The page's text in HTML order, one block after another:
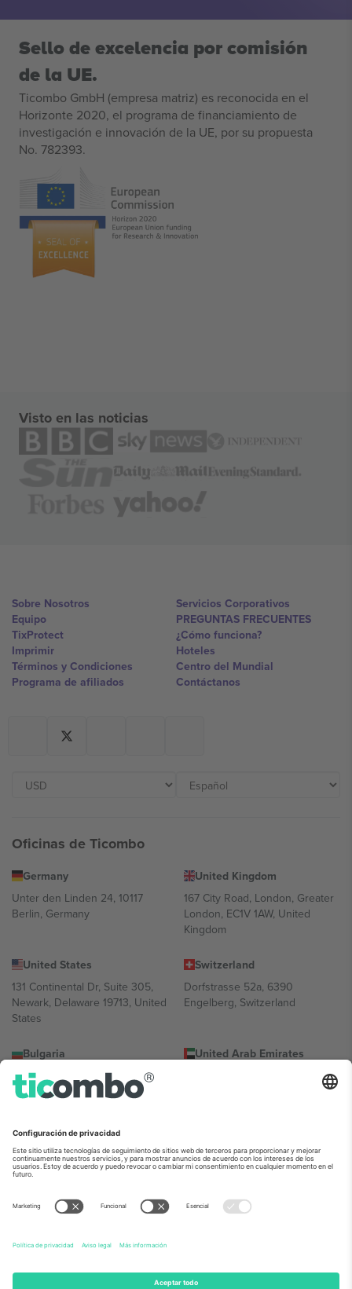
Sello de excelencia por comisión
de la UE.
Ticombo GmbH (empresa matriz) es reconocida en el
Horizonte 2020, el programa de financiamiento de
investigación e innovación de la UE, por su propuesta
No. 782393.
Visto en las noticias
Sobre Nosotros
Equipo
TixProtect
Imprimir
Términos y Condiciones
Programa de afiliados
Servicios Corporativos
PREGUNTAS FRECUENTES
¿Cómo funciona?
Hoteles
Centro del Mundial
Contáctanos
Oficinas de Ticombo
Germany
Unter den Linden 24, 10117
Berlin, Germany
United Kingdom
167 City Road, London, Greater
London, EC1V 1AW, United
Kingdom
United States
131 Continental Dr, Suite 305,
Newark, Delaware 19713, United
States
Switzerland
Dorfstrasse 52a, 6390
Engelberg, Switzerland
Bulgaria
Regus Sofia City West, bul
Totleben 53-55, 1606 Sofia,
United Arab Emirates
UAE Dubai Silicon Oasis, DDP
Building A1, Office 302, Dubai,
Mexico
Av Chapultepec 360, Roma
Norte, Cuauhtémoc, 06700
Ciudad de México, CDMX,
Mexico
La entidad jurídica del proveedor de la plataforma puede variar en
información, consulte la página específica del evento, el pie de